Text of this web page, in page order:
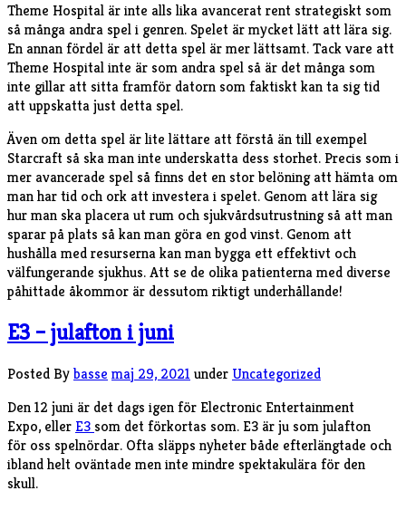
Theme Hospital är inte alls lika avancerat rent strategiskt som
så många andra spel i genren. Spelet är mycket lätt att lära sig.
En annan fördel är att detta spel är mer lättsamt. Tack vare att
Theme Hospital inte är som andra spel så är det många som
inte gillar att sitta framför datorn som faktiskt kan ta sig tid
att uppskatta just detta spel.
Även om detta spel är lite lättare att förstå än till exempel
Starcraft så ska man inte underskatta dess storhet. Precis som i
mer avancerade spel så finns det en stor belöning att hämta om
man har tid och ork att investera i spelet. Genom att lära sig
hur man ska placera ut rum och sjukvårdsutrustning så att man
sparar på plats så kan man göra en god vinst. Genom att
hushålla med resurserna kan man bygga ett effektivt och
välfungerande sjukhus. Att se de olika patienterna med diverse
påhittade åkommor är dessutom riktigt underhållande!
E3 – julafton i juni
Posted Bybasse maj 29, 2021 under Uncategorized
Den 12 juni är det dags igen för Electronic Entertainment
Expo, eller E3som det förkortas som. E3 är ju som julafton
för oss spelnördar. Ofta släpps nyheter både efterlängtade och
ibland helt oväntade men inte mindre spektakulära för den
skull.